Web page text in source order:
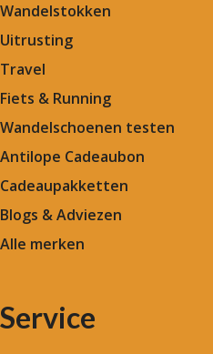
Wandelstokken
Uitrusting
Travel
Fiets & Running
Wandelschoenen testen
Antilope Cadeaubon
Cadeaupakketten
Blogs & Adviezen
Alle merken
Service